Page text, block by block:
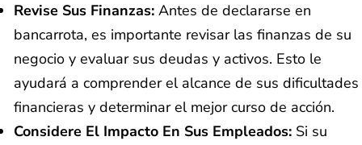
Revise Sus Finanzas: Antes de declararse en
bancarrota, es importante revisar las finanzas de su
negocio y evaluar sus deudas y activos. Esto le
ayudará a comprender el alcance de sus dificultades
financieras y determinar el mejor curso de acción.
Considere El Impacto En Sus Empleados: Si su